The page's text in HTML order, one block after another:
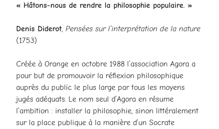
Articles récents
Commentaires récents
« Hâtons-nous de rendre la philosophie populaire. »
Denis Diderot,Pensées sur l’interprétation de la nature
(1753)
Créée à Orange en octobre 1988 l’association Agora a
pour but de promouvoir la réflexion philosophique
auprès du public le plus large par tous les moyens
jugés adéquats. Le nom seul d’Agora en résume
l’ambition : installer la philosophie, sinon littéralement
sur la place publique à la manière d’un Socrate